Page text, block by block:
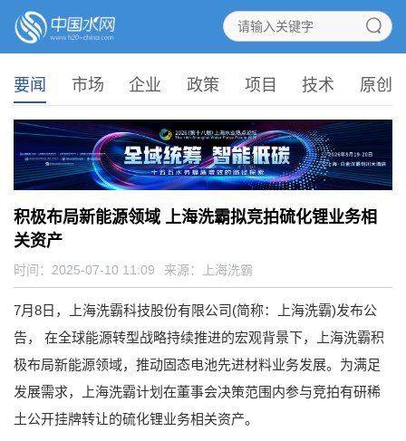
要闻 市场 企业 政策 项目 技术 原创
积极布局新能源领域 上海洗霸拟竞拍硫化锂业务相
关资产
时间：2025-07-10 11:09 来源： 上海洗霸
7月8日，上海洗霸科技股份有限公司(简称：上海洗霸)发布公
告， 在全球能源转型战略持续推进的宏观背景下，上海洗霸积
极布局新能源领域，推动固态电池先进材料业务发展。为满足
发展需求，上海洗霸计划在董事会决策范围内参与竞拍有研稀
土公开挂牌转让的硫化锂业务相关资产。